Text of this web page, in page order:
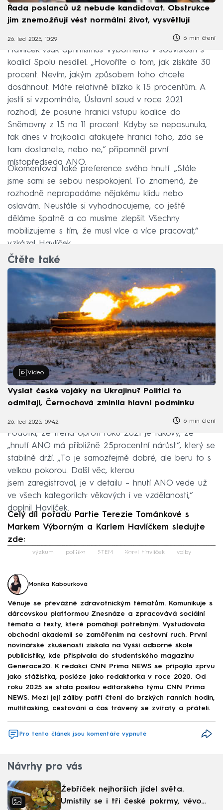
Řada poslanců už nebude kandidovat. Obstrukce
jim znemožňují vést normální život, vysvětlují
26. led 2025, 10:29 6 min čtení
Havlíček však optimismus Výborného v souvislosti s
koalicí Spolu nesdílel. „Hovoříte o tom, jak získáte 30
procent. Nevím, jakým způsobem toho chcete
dosáhnout. Máte relativně blízko k 15 procentům. A
jestli si vzpomínáte, Ústavní soud v roce 2021
rozhodl, že posune hranici vstupu koalice do
Sněmovny z 15 na 11 procent. Kdyby se neposunula,
tak dnes v trojkoalici atakujete hranici toho, zda se
tam dostanete, nebo ne,“ připomněl první
místopředseda ANO.
Okomentoval také preference svého hnutí. „Stále
jsme sami se sebou nespokojení. To znamená, že
rozhodně nepropadáme nějakému klidu nebo
oslavám. Neustále si vyhodnocujeme, co ještě
děláme špatně a co musíme zlepšit. Všechny
mobilizujeme s tím, že musí více a více pracovat,“
vzkázal Havlíček.
Čtěte také
Video
Vyslat české vojáky na Ukrajinu? Politici to
odmítají, Černochová zmínila hlavní podmínku
26. led 2025, 09:42 6 min čtení
Podotkl, že trend oproti roku 2021 je takový, že
„hnutí ANO má přibližně 25procentní nárůst“, který se
stabilně drží. „To je samozřejmě dobré, ale beru to s
velkou pokorou. Další věc, kterou
jsem zaregistroval, je v detailu – hnutí ANO vede už
ve všech kategoriích: věkových i ve vzdělanosti,“
doplnil Havlíček.
Celý díl pořadu Partie Terezie Tománkové s
Markem Výborným a Karlem Havlíčkem sledujte
zde:
Failed to fetch
výzkum politika STEM Karel Havlíček volby
Monika Kabourková
Věnuje se převážně zdravotnickým tématům. Komunikuje s
dárcovskou platformou Znesnáze a zpracovává sociální
témata a texty, které pomáhají potřebným. Vystudovala
obchodní akademii se zaměřením na cestovní ruch. První
novinářské zkušenosti získala na Vyšší odborné škole
publicistiky, kde přispívala do studentského magazínu
Generace20. K redakci CNN Prima NEWS se připojila zprvu
jako stážistka, posléze jako redaktorka v roce 2020. Od
roku 2025 se stala posilou editorského týmu CNN Prima
NEWS. Mezi její záliby patří čtení do brzkých ranních hodin,
multitasking, cestování a čas trávený se zvířaty a přáteli.
Pro tento článek jsou komentáře vypnuté
Návrhy pro vás
Žebříček nejhorších jídel světa.
Umístily se i tři české pokrmy, vévodí